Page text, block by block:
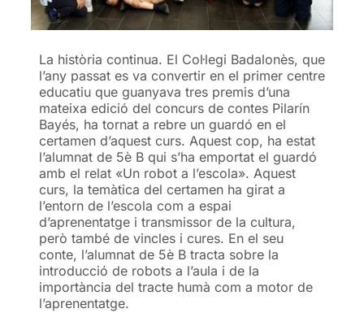
La història continua. El Col·legi Badalonès, que
l’any passat es va convertir en el primer centre
educatiu que guanyava tres premis d’una
mateixa edició del concurs de contes Pilarín
Bayés, ha tornat a rebre un guardó en el
certamen d’aquest curs. Aquest cop, ha estat
l’alumnat de 5è B qui s’ha emportat el guardó
amb el relat «Un robot a l’escola». Aquest
curs, la temàtica del certamen ha girat a
l’entorn de l’escola com a espai
d’aprenentatge i transmissor de la cultura,
però també de vincles i cures. En el seu
conte, l’alumnat de 5è B tracta sobre la
introducció de robots a l’aula i de la
importància del tracte humà com a motor de
l’aprenentatge.